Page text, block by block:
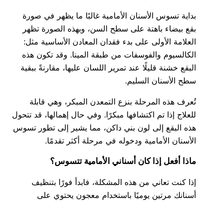
بداية تسوس الأسنان الأمامية غالبًا ما يظهر في صورة
بقع بيضاء باهتة على سطح السن، وبهذه الصورة تظهر
العلامة الأولى على بدء فقدان المعادن الأساسية مثل:
الكالسيوم والفوسفات من طبقة المينا. وقد تكون هذه
البقع خشنة قليلًا عند تمرير اللسان عليها، مقارنةً ببقية
سطح الأسنان السليم.
تُعرف هذه المرحلة بنزع التمعدن المبكر، وهي قابلة
للعلاج إذا تم اكتشافها مبكرًا. وفي حال إهمالها، قد تتحول
هذه البقع إلى لون بني داكن، مما يشير إلى تطور تسوس
الأسنان الأمامية ودخوله في مرحلة أكثر تقدمًا.
ماذا أفعل إذا كان أسناني الأمامية تتسوس؟
إذا كنت تعاني من هذه المشكلة، فابدأ فورًا بتنظيف
أسنانك مرتين يوميًا باستخدام معجون يحتوي على